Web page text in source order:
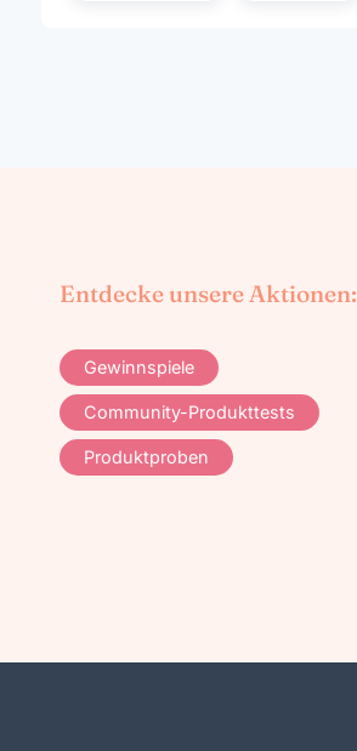
Entdecke unsere Aktionen:
Gewinnspiele
Community-Produkttests
Produktproben